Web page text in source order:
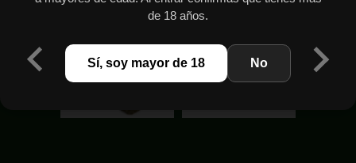
de 18 años.
Sí, soy mayor de 18 No